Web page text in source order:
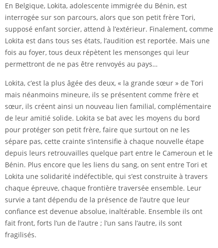
En Belgique, Lokita, adolescente immigrée du Bénin, est
interrogée sur son parcours, alors que son petit frère Tori,
supposé enfant sorcier, attend à l’extérieur. Finalement, comme
Lokita est dans tous ses états, l’audition est reportée. Mais une
fois au foyer, tous deux répètent les mensonges qui leur
permettront de ne pas être renvoyés au pays…
Lokita, c’est la plus âgée des deux, « la grande sœur » de Tori
mais néanmoins mineure, ils se présentent comme frère et
sœur, ils créent ainsi un nouveau lien familial, complémentaire
de leur amitié solide. Lokita se bat avec les moyens du bord
pour protéger son petit frère, faire que surtout on ne les
sépare pas, cette crainte s’intensifie à chaque nouvelle étape
depuis leurs retrouvailles quelque part entre le Cameroun et le
Bénin. Plus encore que les liens du sang, on sent entre Tori et
Lokita une solidarité indéfectible, qui s’est construite à travers
chaque épreuve, chaque frontière traversée ensemble. Leur
survie a tant dépendu de la présence de l’autre que leur
confiance est devenue absolue, inaltérable. Ensemble ils ont
fait front, forts l’un de l’autre ; l’un sans l’autre, ils sont
fragilisés.